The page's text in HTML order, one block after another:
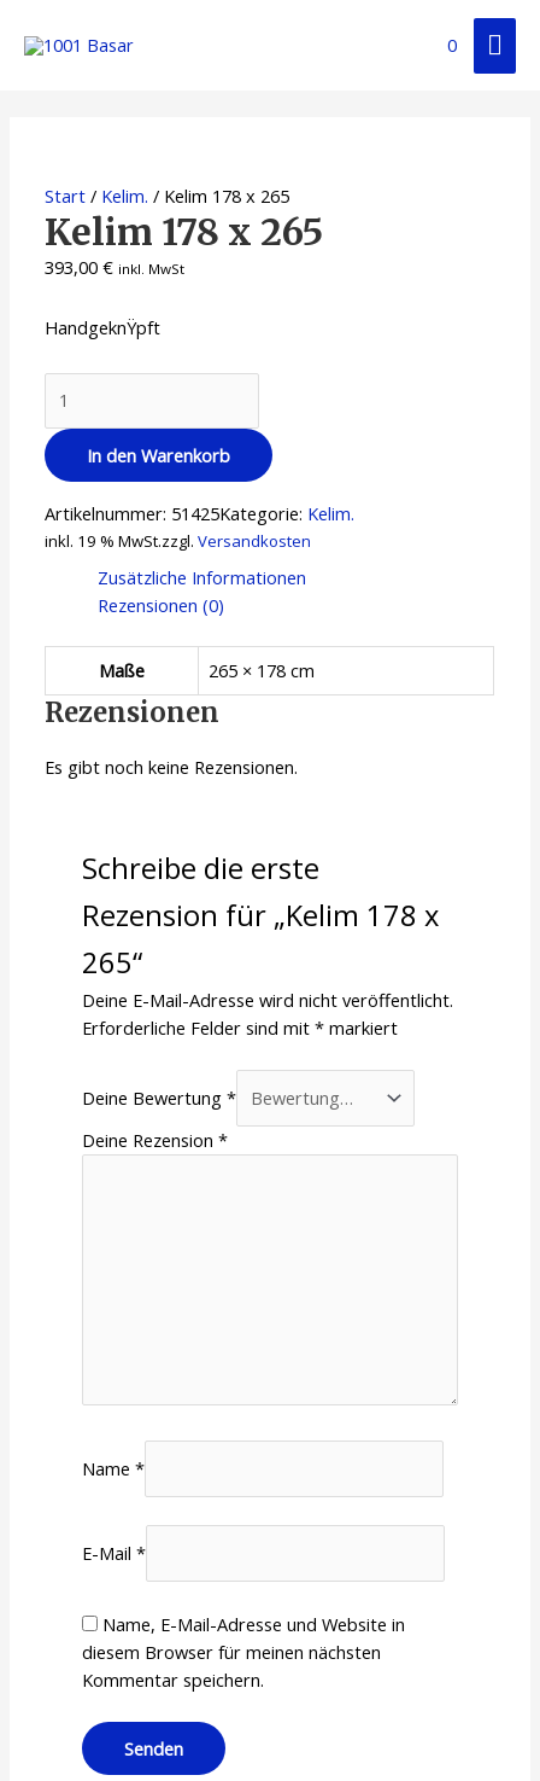
Inhalt
0
Start / Kelim. / Kelim 178 x 265
Kelim 178 x 265
393,00€ inkl. MwSt
HandgeknŸpft
178
x
265
In den Warenkorb
Artikelnummer: 51425Kategorie: Kelim.
inkl. 19 % MwSt.zzgl.Versandkosten
Zusätzliche Informationen
Rezensionen (0)
Maße 265 × 178 cm
Rezensionen
Es gibt noch keine Rezensionen.
Schreibe die erste
Rezension für „Kelim 178 x
265“
Deine E-Mail-Adresse wird nicht veröffentlicht.
Erforderliche Felder sind mit* markiert
Deine Bewertung*
Deine Rezension*
Name*
E-Mail*
Name, E-Mail-Adresse und Website in
diesem Browser für meinen nächsten
Kommentar speichern.